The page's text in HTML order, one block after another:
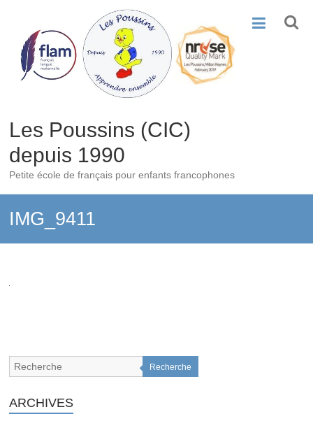
content
Les Poussins (CIC)
depuis 1990
Petite école de français pour enfants francophones
IMG_9411
Recherche
ARCHIVES